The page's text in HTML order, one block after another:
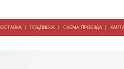
| ПОДПИСКА | СХЕМА ПРОЕЗДА |